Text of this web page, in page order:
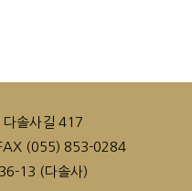
다솔사길 417
(055) 853-0284
13 (다솔사)